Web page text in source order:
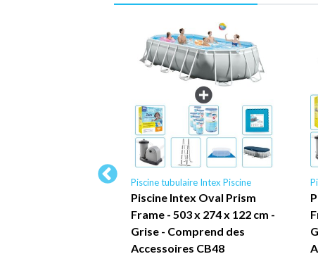
Piscine tubulaire Intex Piscine
Piscine Intex Oval Prism
Frame - 503 x 274 x 122 cm -
Grise - Comprend des
Accessoires CB48